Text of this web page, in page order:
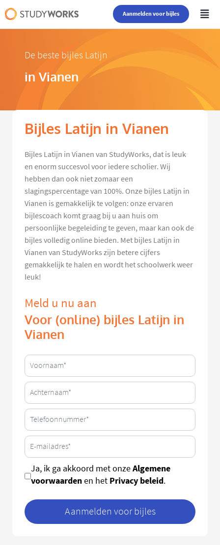
Aanmelden voor bijles
De beste bijles Latijn
in Vianen
Bijles Latijn in Vianen
Bijles Latijn in Vianen van StudyWorks, dat is leuk
en enorm succesvol voor iedere scholier. Wij
hebben dan ook niet zomaar een
slagingspercentage van 100%. Onze bijles Latijn in
Vianen is gemakkelijk te volgen: onze ervaren
bijlescoach komt graag bij u aan huis om
persoonlijke begeleiding te geven, maar kan ook de
bijles volledig online bieden. Met bijles Latijn in
Vianen van StudyWorks zijn betere cijfers
gemakkelijk te halen en wordt het schoolwerk weer
leuk!
Meld u nu aan
Voor (online) bijles Latijn in
Vianen
Ja, ik ga akkoord met onzeAlgemene
voorwaardenen het Privacy beleid.
Aanmelden voor bijles